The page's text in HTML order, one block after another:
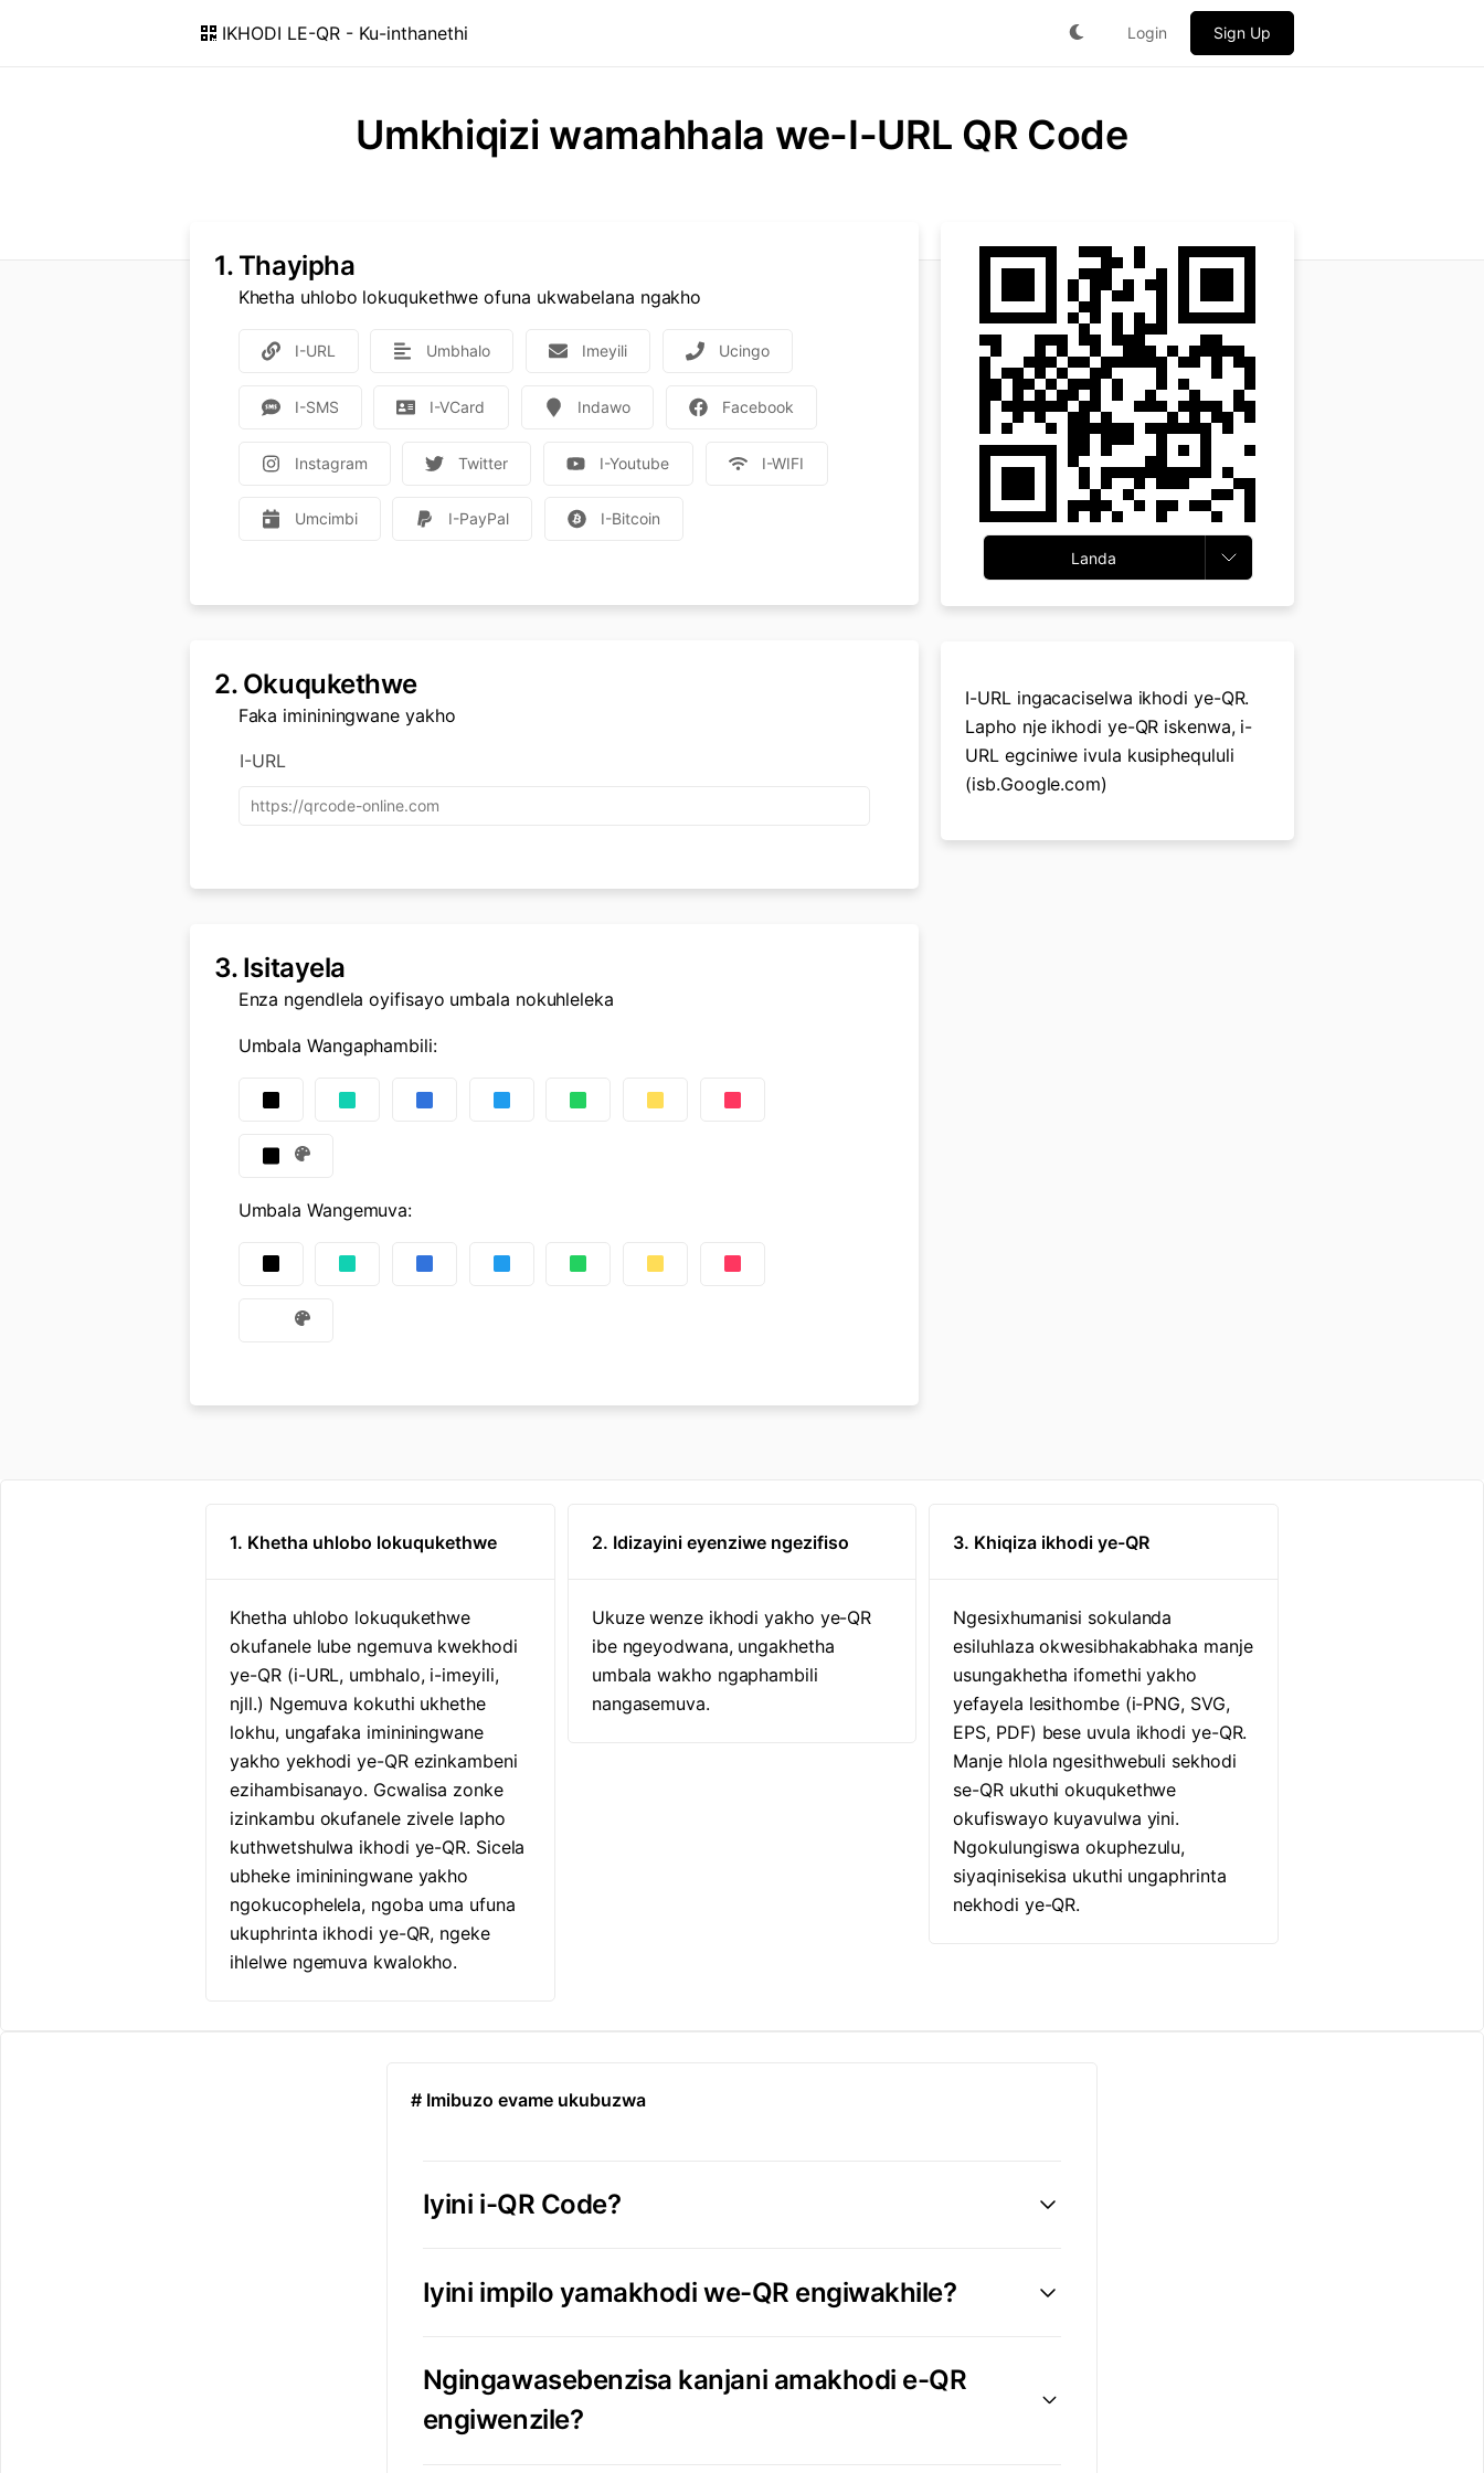
IKHODI LE-QR - Ku-inthanethi Login Sign Up
Umkhiqizi wamahhala we-I-URL QR Code
1. Thayipha
Khetha uhlobo lokuqukethwe ofuna ukwabelana ngakho
I-URL Umbhalo Imeyili Ucingo
I-SMS I-VCard Indawo Facebook
Instagram Twitter I-Youtube I-WIFI
Umcimbi I-PayPal I-Bitcoin
2. Okuqukethwe
Faka imininingwane yakho
I-URL
3. Isitayela
Enza ngendlela oyifisayo umbala nokuhleleka
Umbala Wangaphambili:
Umbala Wangemuva:
Landa
I-URL ingacaciselwa ikhodi ye-QR.
Lapho nje ikhodi ye-QR iskenwa, i-
URL egciniwe ivula kusiphequluli
(isb.Google.com)
1. Khetha uhlobo lokuqukethwe
Khetha uhlobo lokuqukethwe
okufanele lube ngemuva kwekhodi
ye-QR (i-URL, umbhalo, i-imeyili,
njll.) Ngemuva kokuthi ukhethe
lokhu, ungafaka imininingwane
yakho yekhodi ye-QR ezinkambeni
ezihambisanayo. Gcwalisa zonke
izinkambu okufanele zivele lapho
kuthwetshulwa ikhodi ye-QR. Sicela
ubheke imininingwane yakho
ngokucophelela, ngoba uma ufuna
ukuphrinta ikhodi ye-QR, ngeke
ihlelwe ngemuva kwalokho.
2. Idizayini eyenziwe ngezifiso
Ukuze wenze ikhodi yakho ye-QR
ibe ngeyodwana, ungakhetha
umbala wakho ngaphambili
nangasemuva.
3. Khiqiza ikhodi ye-QR
Ngesixhumanisi sokulanda
esiluhlaza okwesibhakabhaka manje
usungakhetha ifomethi yakho
yefayela lesithombe (i-PNG, SVG,
EPS, PDF) bese uvula ikhodi ye-QR.
Manje hlola ngesithwebuli sekhodi
se-QR ukuthi okuqukethwe
okufiswayo kuyavulwa yini.
Ngokulungiswa okuphezulu,
siyaqinisekisa ukuthi ungaphrinta
nekhodi ye-QR.
# Imibuzo evame ukubuzwa
Iyini i-QR Code?
Iyini impilo yamakhodi we-QR engiwakhile?
Ngingawasebenzisa kanjani amakhodi e-QR
engiwenzile?